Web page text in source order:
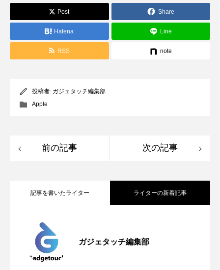
Post Share
Hatena Line
RSS note
投稿者: ガジェタッチ編集部
Apple
前の記事 次の記事
記事を書いたライター ライターの新着記事
ガジェタッチ編集部
2026.05.04
2026.04.24